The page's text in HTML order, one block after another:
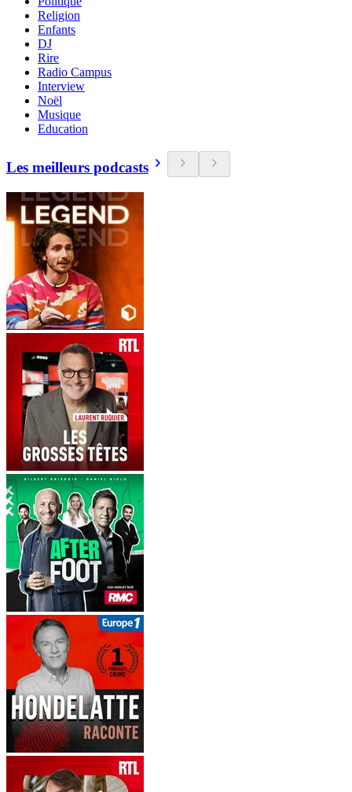
Religion
Enfants
DJ
Rire
Radio Campus
Interview
Noël
Musique
Education
Les meilleurs podcasts